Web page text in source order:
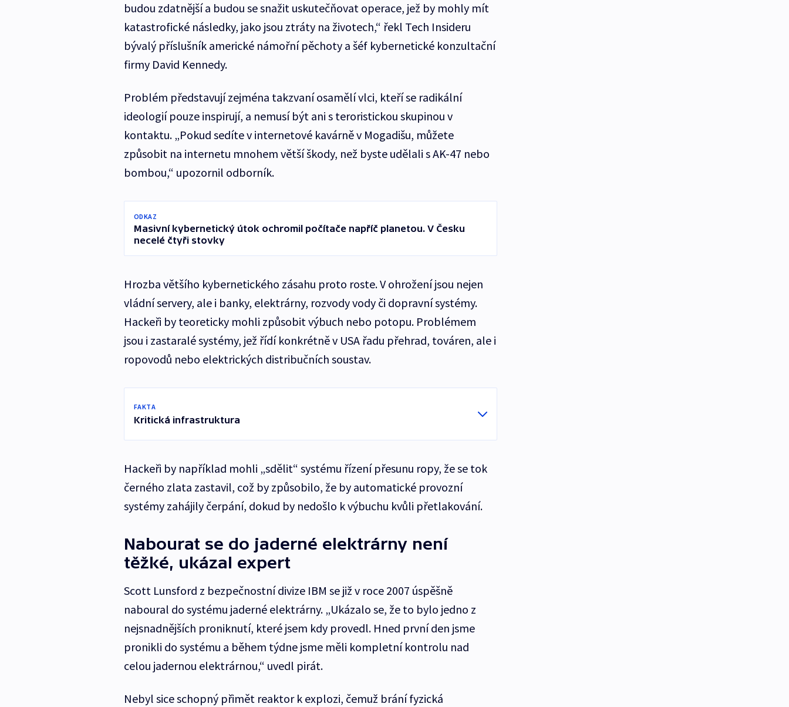
budou zdatnější a budou se snažit uskutečňovat operace, jež by mohly mít
katastrofické následky, jako jsou ztráty na životech,“ řekl Tech Insideru
bývalý příslušník americké námořní pěchoty a šéf kybernetické konzultační
firmy David Kennedy.
Problém představují zejména takzvaní osamělí vlci, kteří se radikální
ideologií pouze inspirují, a nemusí být ani s teroristickou skupinou v
kontaktu. „Pokud sedíte v internetové kavárně v Mogadišu, můžete
způsobit na internetu mnohem větší škody, než byste udělali s AK-47 nebo
bombou,“ upozornil odborník.
ODKAZ
Masivní kybernetický útok ochromil počítače napříč planetou. V Česku
necelé čtyři stovky
Hrozba většího kybernetického zásahu proto roste. V ohrožení jsou nejen
vládní servery, ale i banky, elektrárny, rozvody vody či dopravní systémy.
Hackeři by teoreticky mohli způsobit výbuch nebo potopu. Problémem
jsou i zastaralé systémy, jež řídí konkrétně v USA řadu přehrad, továren, ale i
ropovodů nebo elektrických distribučních soustav.
FAKTA
Kritická infrastruktura
Hackeři by například mohli „sdělit“ systému řízení přesunu ropy, že se tok
černého zlata zastavil, což by způsobilo, že by automatické provozní
systémy zahájily čerpání, dokud by nedošlo k výbuchu kvůli přetlakování.
Nabourat se do jaderné elektrárny není
těžké, ukázal expert
Scott Lunsford z bezpečnostní divize IBM se již v roce 2007 úspěšně
naboural do systému jaderné elektrárny. „Ukázalo se, že to bylo jedno z
nejsnadnějších proniknutí, které jsem kdy provedl. Hned první den jsme
pronikli do systému a během týdne jsme měli kompletní kontrolu nad
celou jadernou elektrárnou,“ uvedl pirát.
Nebyl sice schopný přimět reaktor k explozi, čemuž brání fyzická